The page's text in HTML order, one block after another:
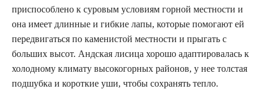
приспособлено к суровым условиям горной местности и
она имеет длинные и гибкие лапы, которые помогают ей
передвигаться по каменистой местности и прыгать с
больших высот. Андская лисица хорошо адаптировалась к
холодному климату высокогорных районов, у нее толстая
подшубка и короткие уши, чтобы сохранять тепло.